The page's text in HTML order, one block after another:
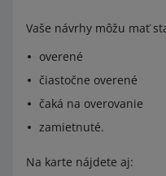
Vaše návrhy môžu mať
overené
čiastočne overené
čaká na overovanie
zamietnuté.
Na karte nájdete aj: